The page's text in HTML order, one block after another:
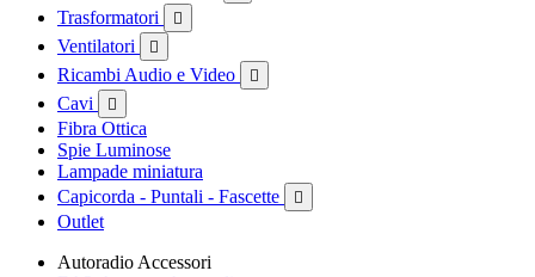
Trasformatori 
Ventilatori 
Ricambi Audio e Video 
Cavi 
Fibra Ottica
Spie Luminose
Lampade miniatura
Capicorda - Puntali - Fascette

Outlet
Autoradio Accessori